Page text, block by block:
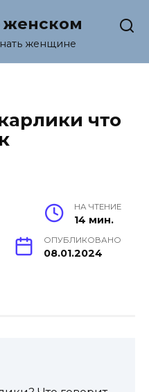
женском
женщине
что
НА ЧТЕНИЕ
14 мин.
ОПУБЛИКОВАНО
08.01.2024